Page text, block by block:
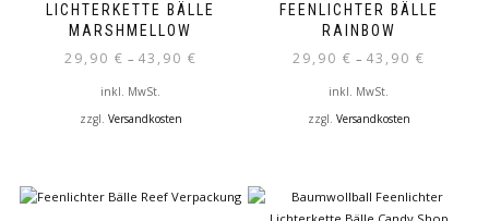
LICHTERKETTE BÄLLE
MARSHMELLOW
29,90 € – 43,90 €
inkl. MwSt.
zzgl. Versandkosten
FEENLICHTER BÄLLE
RAINBOW
29,90 € – 43,90 €
inkl. MwSt.
zzgl. Versandkosten